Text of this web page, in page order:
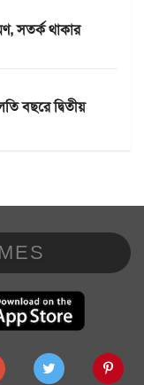
সতর্ক থাকার
বছরে দ্বিতীয়